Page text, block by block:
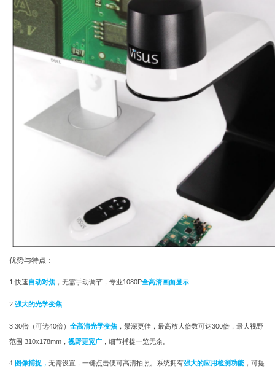
优势与特点：
1.快速自动对焦 ，无需手动调节，专业1080P全高清画面显示
2.强大的光学变焦
3. 30倍（可选40倍） 全高清光学变焦 ，景深更佳，最高放大倍数可达300倍，最大视野
范围 310x178mm ， 视野更宽广 ，细节捕捉一览无余。
4. 图像捕捉， 无需设置，一键点击便可高清拍照。系统拥有强大的应用检测功能 ，可提